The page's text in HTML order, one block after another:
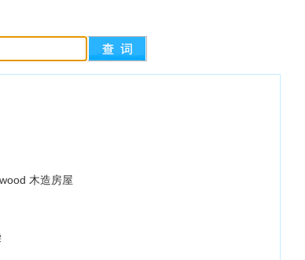
木造房屋